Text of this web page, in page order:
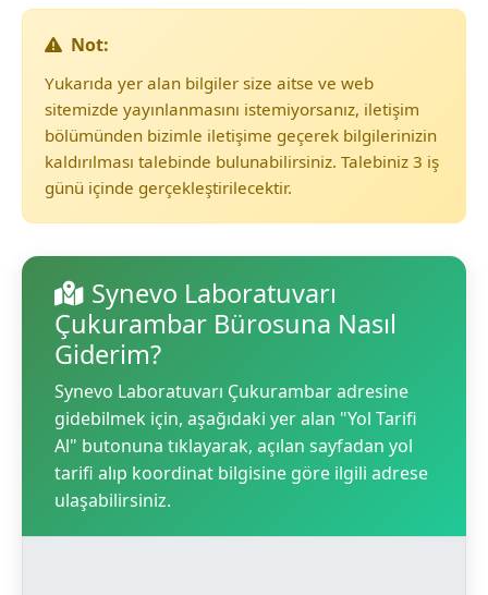
Not:
Yukarıda yer alan bilgiler size aitse ve web
sitemizde yayınlanmasını istemiyorsanız, iletişim
bölümünden bizimle iletişime geçerek bilgilerinizin
kaldırılması talebinde bulunabilirsiniz. Talebiniz 3 iş
günü içinde gerçekleştirilecektir.
Synevo Laboratuvarı
Çukurambar Bürosuna Nasıl
Giderim?
Synevo Laboratuvarı Çukurambar adresine
gidebilmek için, aşağıdaki yer alan "Yol Tarifi
Al" butonuna tıklayarak, açılan sayfadan yol
tarifi alıp koordinat bilgisine göre ilgili adrese
ulaşabilirsiniz.